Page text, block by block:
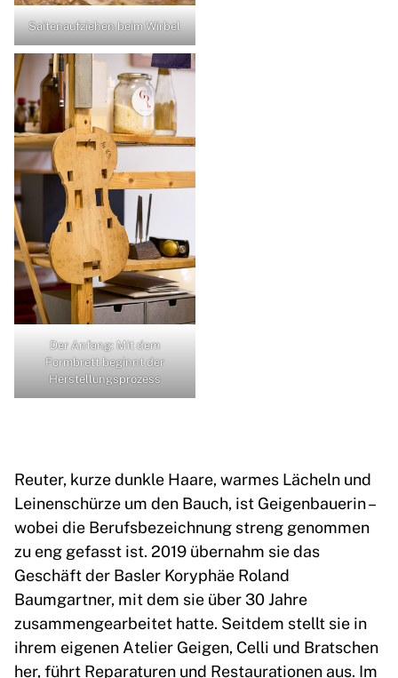
Saitenaufziehen beim Wirbel
Der Anfang: Mit dem
Formbrett beginnt der
Herstellungsprozess
Reuter, kurze dunkle Haare, warmes Lächeln und
Leinenschürze um den Bauch, ist Geigenbauerin –
wobei die Berufsbezeichnung streng genommen
zu eng gefasst ist. 2019 übernahm sie das
Geschäft der Basler Koryphäe Roland
Baumgartner, mit dem sie über 30 Jahre
zusammengearbeitet hatte. Seitdem stellt sie in
ihrem eigenen Atelier Geigen, Celli und Bratschen
her, führt Reparaturen und Restaurationen aus. Im